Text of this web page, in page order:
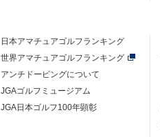
日本アマチュアゴルフランキング
世界アマチュアゴルフランキング
アンチドーピングについて
JGAゴルフミュージアム
JGA日本ゴルフ100年顕彰